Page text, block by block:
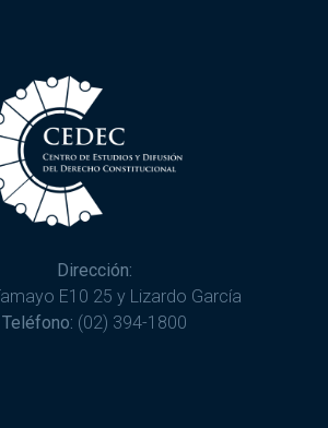
Dirección:
E10 25 y Lizardo García
Teléfono: (02) 394-1800